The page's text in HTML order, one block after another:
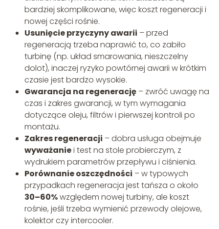
bardziej skomplikowane, więc koszt regeneracji i
nowej części rośnie.
Usunięcie przyczyny awarii – przed
regeneracją trzeba naprawić to, co zabiło
turbinę (np. układ smarowania, nieszczelny
dolot), inaczej ryzyko powtórnej awarii w krótkim
czasie jest bardzo wysokie.
Gwarancja na regenerację– zwróć uwagę na
czas i zakres gwarancji, w tym wymagania
dotyczące oleju, filtrów i pierwszej kontroli po
montażu.
Zakres regeneracji – dobra usługa obejmuje
wyważaniei test na stole probierczym, z
wydrukiem parametrów przepływu i ciśnienia.
Porównanie oszczędności – w typowych
przypadkach regeneracja jest tańsza o około
30–60%względem nowej turbiny, ale koszt
rośnie, jeśli trzeba wymienić przewody olejowe,
kolektor czy intercooler.